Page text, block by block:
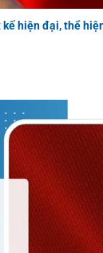
hiện đại, thể